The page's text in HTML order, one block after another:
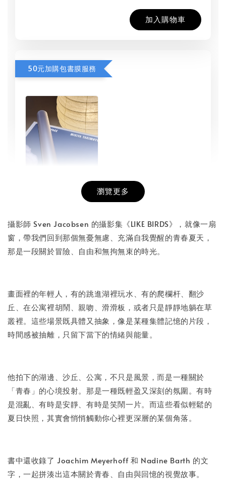
加入購物車
50元加購包書膜服務
NT$ 50
NT$ 100
- +
瀏覽更多
攝影師 Sven Jacobsen 的攝影集《LIKE BIRDS》，就像一扇
窗，帶我們回到那個無憂無慮、充滿自我覺醒的青春夏天，
那是一段關於冒險、自由和無拘無束的時光。
畫面裡的年輕人，有的跳進湖裡玩水、有的爬欄杆、翻沙
丘、在公寓裡胡鬧、親吻、滑滑板，或者只是靜靜地躺在草
叢裡。這些場景既具體又抽象，像是某種集體記憶的片段，
時間感被抽離，只留下當下的情緒與能量。
他拍下的湖邊、沙丘、公寓，不只是風景，而是一種關於
「青春」的心境投射。那是一種既輕盈又深刻的氛圍。有時
是混亂、有時是安靜、有時是笑鬧一片。而這些看似輕鬆的
夏日快照，其實會悄悄觸動你心裡更深層的某個角落。
書中還收錄了 Joachim Meyerhoff 和 Nadine Barth 的文
字，一起拼湊出這本關於青春、自由與回憶的視覺故事。